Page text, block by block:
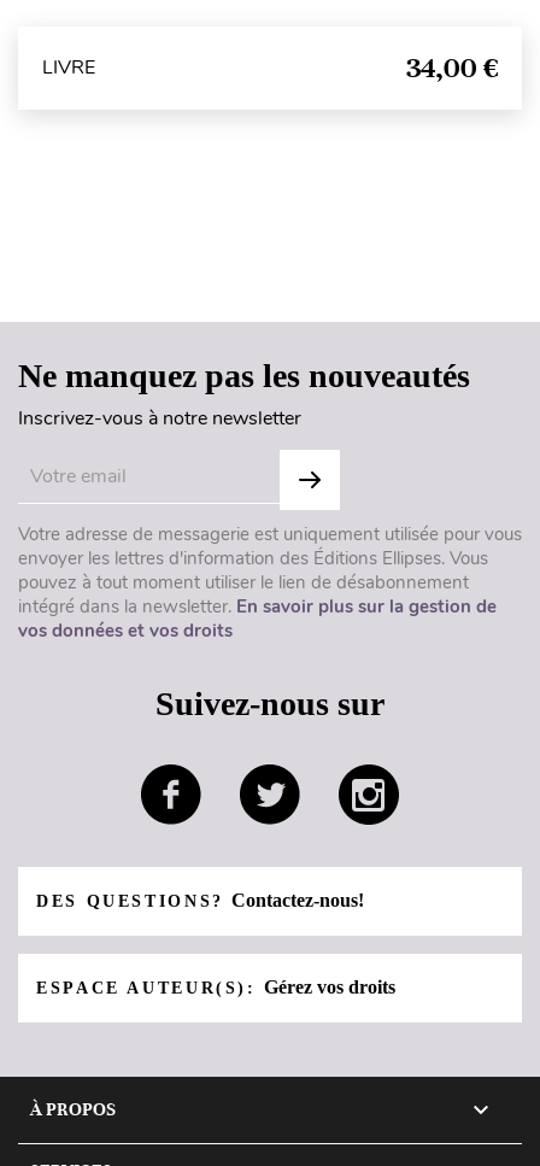
LIVRE 34,00 €
Ne manquez pas les nouveautés
Inscrivez-vous à notre newsletter
Votre adresse de messagerie est uniquement utilisée pour vous
envoyer les lettres d'information des Éditions Ellipses. Vous
pouvez à tout moment utiliser le lien de désabonnement
intégré dans la newsletter. En savoir plus sur la gestion de
vos données et vos droits
Suivez-nous sur
DES QUESTIONS?Contactez-nous!
ESPACE AUTEUR(S):Gérez vos droits
À PROPOS 